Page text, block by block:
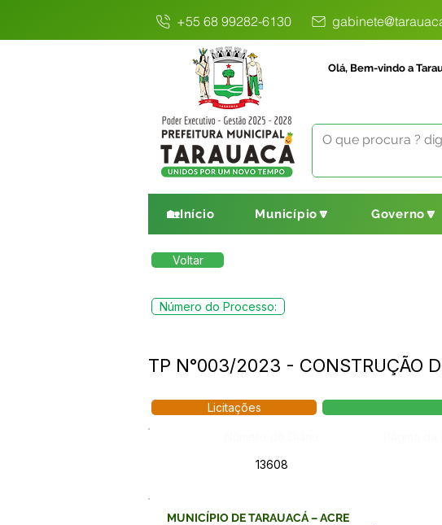
+55 68 99282-6130
Olá, Bem-vindo a
🏡Início Município🔽 Governo🔽
Voltar
Número do Processo:
TP N°003/2023 - CONSTRUÇÃO
Licitações
13608
MUNICÍPIO DE TARAUACÁ – ACRE